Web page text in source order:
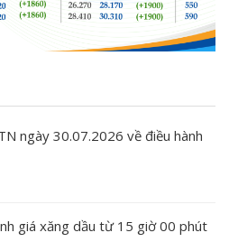
ngày 30.07.2026 về điều hành
giá xăng dầu từ 15 giờ 00 phút